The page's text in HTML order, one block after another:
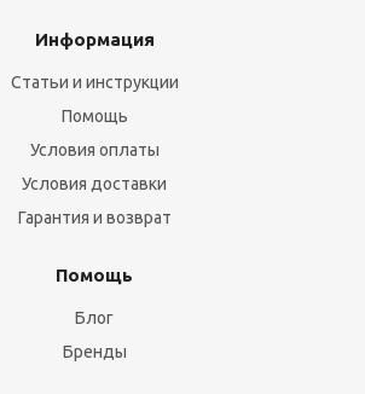
Информация
Статьи и инструкции
Помощь
Условия оплаты
Условия доставки
Гарантия и возврат
Помощь
Блог
Бренды